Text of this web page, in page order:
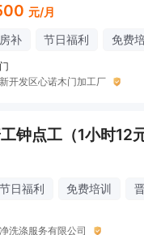
元/月
房补 节日福利 免费
开发区心诺木门加工厂
钟点工（1小时12元
节日福利 免费培训
洗涤服务有限公司